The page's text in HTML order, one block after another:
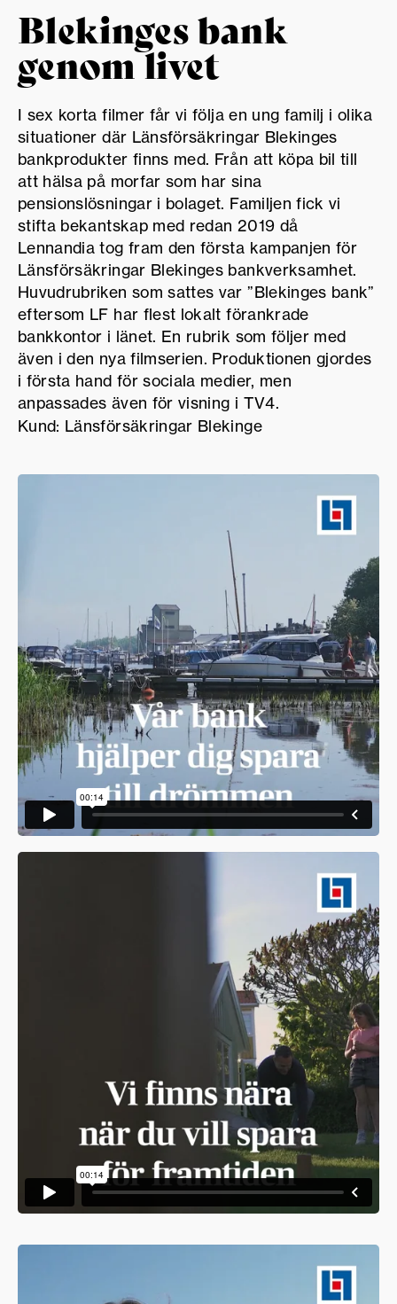
Blekinges bank
genom livet
I sex korta filmer får vi följa en ung familj i olika
situationer där Länsförsäkringar Blekinges
bankprodukter finns med. Från att köpa bil till
att hälsa på morfar som har sina
pensionslösningar i bolaget. Familjen fick vi
stifta bekantskap med redan 2019 då
Lennandia tog fram den första kampanjen för
Länsförsäkringar Blekinges bankverksamhet.
Huvudrubriken som sattes var ”Blekinges bank”
eftersom LF har flest lokalt förankrade
bankkontor i länet. En rubrik som följer med
även i den nya filmserien. Produktionen gjordes
i första hand för sociala medier, men
anpassades även för visning i TV4.
Kund: Länsförsäkringar Blekinge